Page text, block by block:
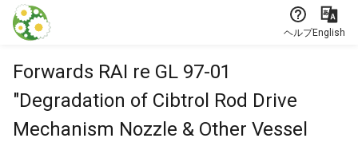
本文に飛ぶ
ヘルプEnglish
Forwards RAI re GL 97-01
"Degradation of Cibtrol Rod Drive
Mechanism Nozzle & Other Vessel